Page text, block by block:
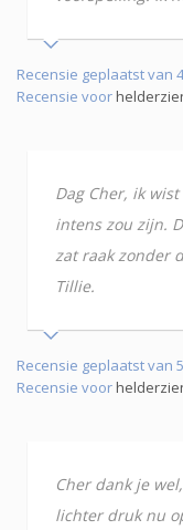
Recensie geplaatst van
Recensie voor
Dag Cher, ik
intens zou zijn.
zat raak zonder
Tillie.
Recensie geplaatst van 5
Recensie voor
Cher dank je
lichter druk nu